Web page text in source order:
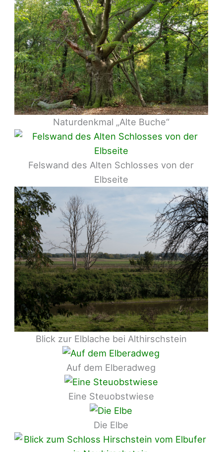
Naturdenkmal „Alte Buche“
Felswand des Alten Schlosses von der
Elbseite
Blick zur Elblache bei Althirschstein
Auf dem Elberadweg
Eine Steuobstwiese
Die Elbe